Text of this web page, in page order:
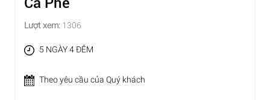
Lượt xem: 1306
5 NGÀY 4 ĐÊM
Theo yêu cầu của Quý khách